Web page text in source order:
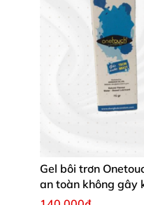
Gel bôi trơn
an toàn không gây